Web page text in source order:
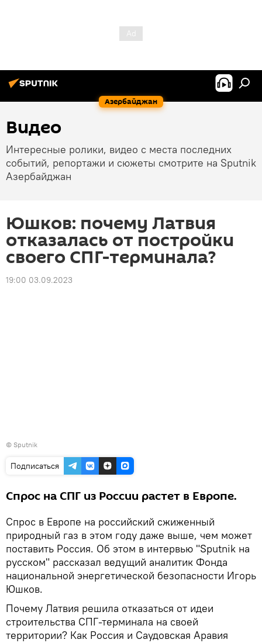
Азербайджан
Видео
Интересные ролики, видео с места последних
событий, репортажи и сюжеты смотрите на Sputnik
Азербайджан
Юшков: почему Латвия
отказалась от постройки
своего СПГ-терминала?
19:00 03.09.2023
© Sputnik
Подписаться
Спрос на СПГ из России растет в Европе.
Спрос в Европе на российский сжиженный
природный газ в этом году даже выше, чем может
поставить Россия. Об этом в интервью "Sputnik на
русском" рассказал ведущий аналитик Фонда
национальной энергетической безопасности Игорь
Юшков.
Почему Латвия решила отказаться от идеи
строительства СПГ-терминала на своей
территории? Как Россия и Саудовская Аравия